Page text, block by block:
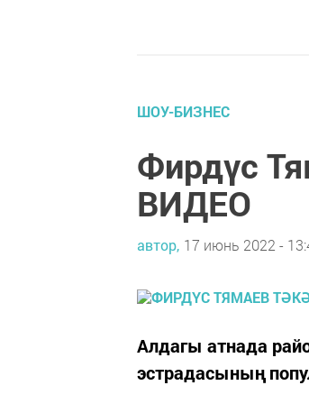
ШОУ-БИЗНЕС
Фирдүс
ВИДЕО
автор, 17 июнь 2022 -
Алдагы атнада
эстрадасының